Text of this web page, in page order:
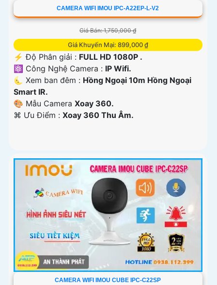
CAMERA WIFI IMOU IPC-A22EP-L-V2
Giá Bán: 1,750,000 ₫
Giá Khuyến Mại: 899,000 ₫
️⚡ Độ Phân giải : FULL HD 1080P .
⚛️ Công Nghệ Camera : IP Wifi.
🌜 Xem ban đêm : Hồng Ngoại 10m Hồng Ngoại
Smart IR.
🎨 Mẫu Camera Xoay 360.
️⌘ Ưu Điểm : Xoay 360 Thu Âm.
CAMERA WIFI IMOU CUBE IPC-C22SP